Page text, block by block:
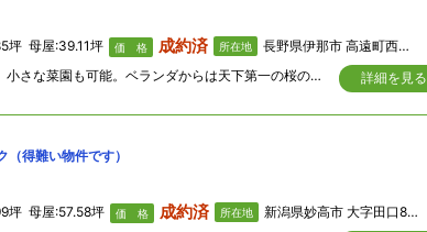
坪 母屋:39.11坪 価 格 成約済 所在地
長野県伊那市 高遠町西高遠259-3
すべてが徒歩圏内で利便性が良く、小さな菜園も可能。ベランダからは天下第一の桜の名所「高遠城址公園」の桜、南アルプス「仙丈ケ岳」が遠望出来ます。駐車スペースは1台ですが、近隣に月極あります。
詳細を見る
得難い物件です）
坪 母屋:57.58坪 価 格 成約済 所在地
新潟県妙高市 大字田口896-1